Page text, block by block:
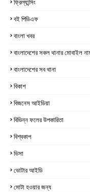
ফ্রিল্যান্সিং
বই পিডিএফ
বাংলা খবর
বাংলাদেশের সকল থানার মোবাইল
বাংলাদেশের সব থানা
বিকাশ
বিজনেস আইডিয়া
বিভিন্ন ফলের উপকারিতা
বিশ্বকাপ
ভিসা
ভোটার আইডি
মোটা হওয়ার জন্য